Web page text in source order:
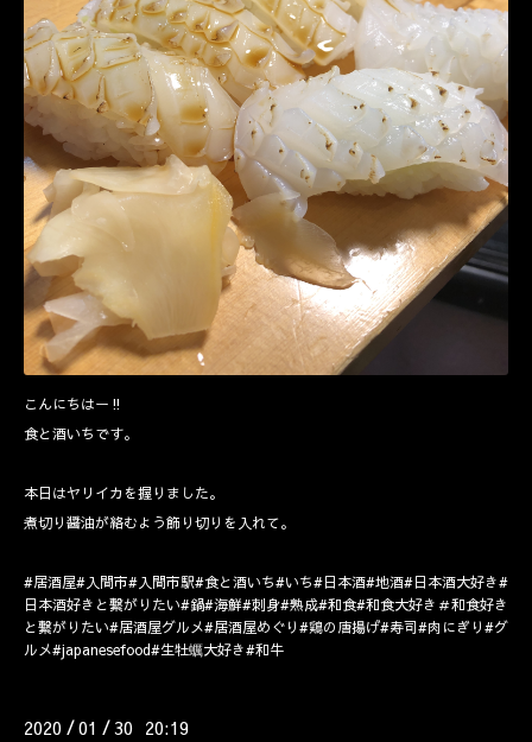
こんにちはー‼️
食と酒いちです。
本日はヤリイカを握りました。
煮切り醤油が絡むよう飾り切りを入れて。
#居酒屋#入間市#入間市駅#食と酒いち#いち#日本酒#地酒#日本酒大好き#
日本酒好きと繋がりたい#鍋#海鮮#刺身#熟成#和食#和食大好き＃和食好き
と繋がりたい#居酒屋グルメ#居酒屋めぐり#鶏の唐揚げ#寿司#肉にぎり#グ
ルメ#japanesefood#生牡蠣大好き#和牛
2020 /01 /30 20:19